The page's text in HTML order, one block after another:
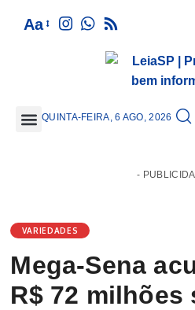
Aa
QUINTA-FEIRA, 6 AGO, 2026
-
VARIEDADES
Mega-Sena
R$ 72 milhões